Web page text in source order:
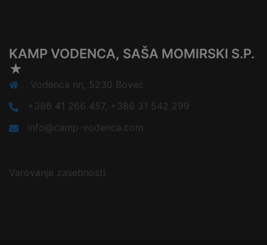
KAMP VODENCA, SAŠA MOMIRSKI S.P.
★
Vodenca nn, 5230 Bovec
+386 41 266 457, +386 31 542 299
info@camp-vodenca.com
Varovanje zasebnosti